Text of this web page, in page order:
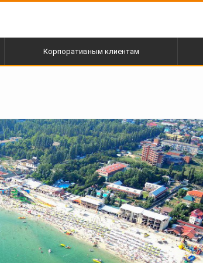
Корпоративным клиентам